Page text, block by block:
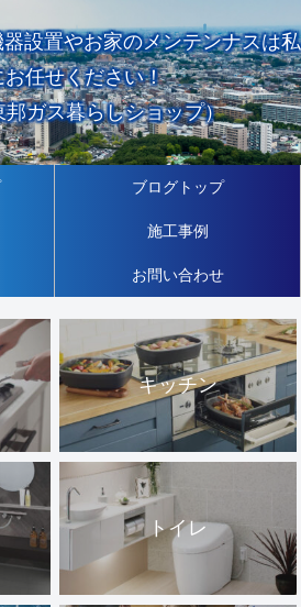
設置やお家のメンテンナスは私
お任せください！
ガス暮らしショップ）
ブログトップ
施工事例
お問い合わせ
キッチン
トイレ